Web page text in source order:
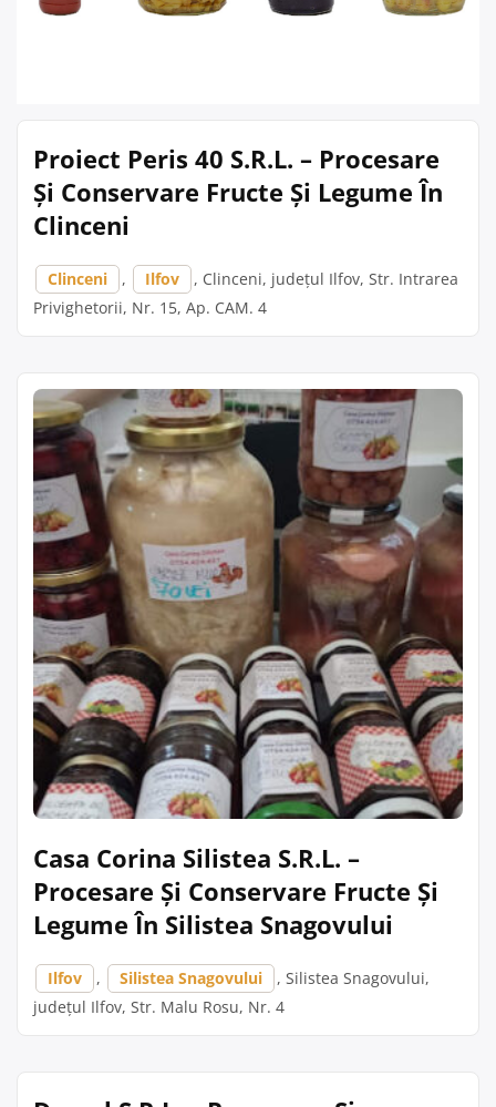
Proiect Peris 40 S.R.L. – Procesare
Și Conservare Fructe Și Legume În
Clinceni
Clinceni , Ilfov
, Clinceni, județul Ilfov, Str. Intrarea
Privighetorii, Nr. 15, Ap. CAM. 4
Casa Corina Silistea S.R.L. –
Procesare Și Conservare Fructe Și
Legume În Silistea Snagovului
Ilfov , Silistea Snagovului
, Silistea Snagovului,
județul Ilfov, Str. Malu Rosu, Nr. 4